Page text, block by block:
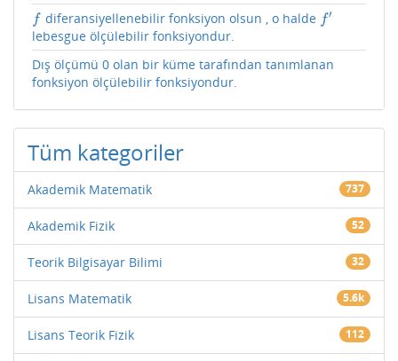
f
f diferansiyellenebilir fonksiyon olsun , o halde f′
f′
lebesgue ölçülebilir fonksiyondur.
Dış ölçümü 0 olan bir küme tarafından tanımlanan
fonksiyon ölçülebilir fonksiyondur.
Tüm kategoriler
Akademik Matematik 737
Akademik Fizik 52
Teorik Bilgisayar Bilimi 32
Lisans Matematik 5.6k
Lisans Teorik Fizik 112